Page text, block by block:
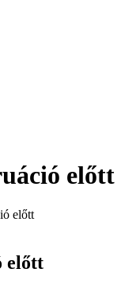
előtt
előtt
előtt